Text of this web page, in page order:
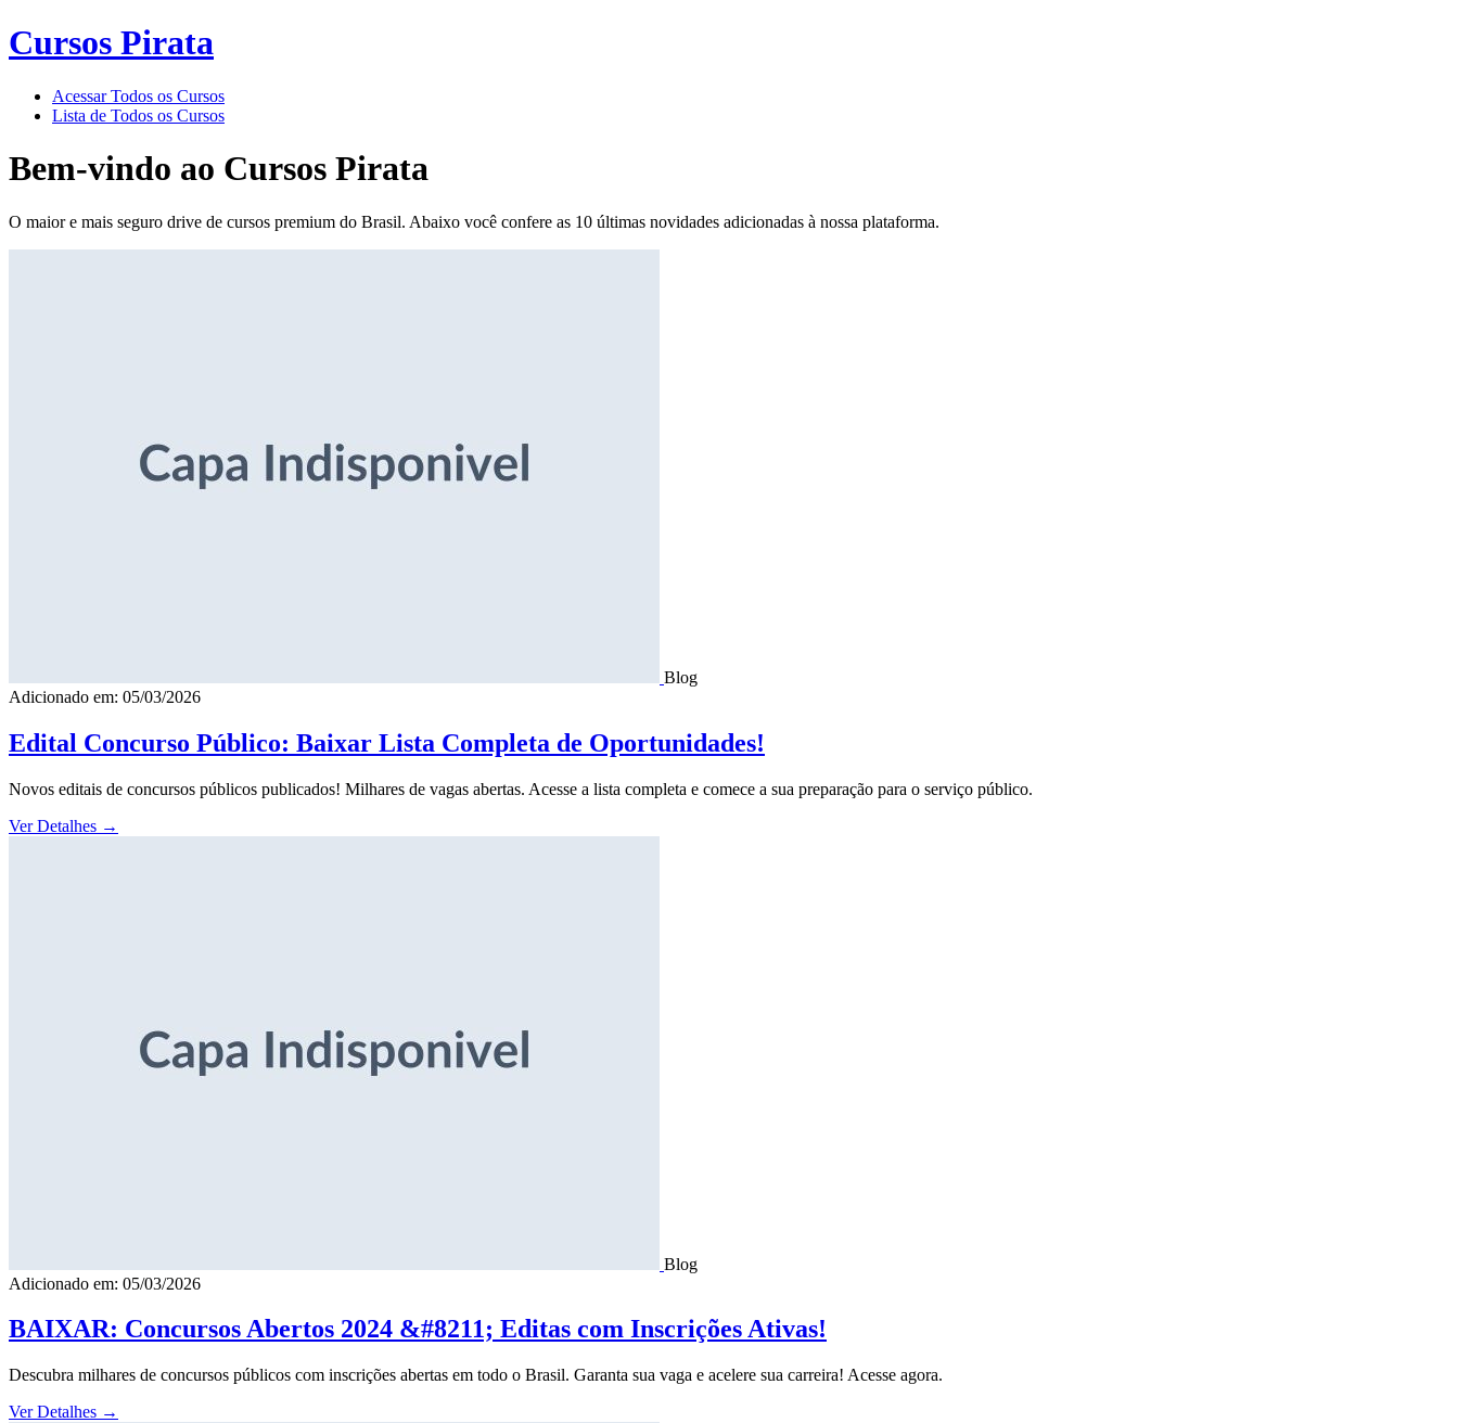
Cursos Pirata
Acessar Todos os Cursos
Lista de Todos os Cursos
Bem-vindo ao Cursos Pirata
O maior e mais seguro drive de cursos premium do Brasil. Abaixo você confere as 10 últimas novidades adicionadas à nossa plataforma.
Blog
Adicionado em: 05/03/2026
Edital Concurso Público: Baixar Lista Completa de Oportunidades!
Novos editais de concursos públicos publicados! Milhares de vagas abertas. Acesse a lista completa e comece a sua preparação para o serviço público.
Ver Detalhes →
Blog
Adicionado em: 05/03/2026
BAIXAR: Concursos Abertos 2024 &#8211; Editas com Inscrições Ativas!
Descubra milhares de concursos públicos com inscrições abertas em todo o Brasil. Garanta sua vaga e acelere sua carreira! Acesse agora.
Ver Detalhes →